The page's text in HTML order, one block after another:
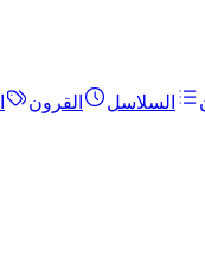
السلاسل القرون